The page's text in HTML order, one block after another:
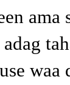
ama
waa